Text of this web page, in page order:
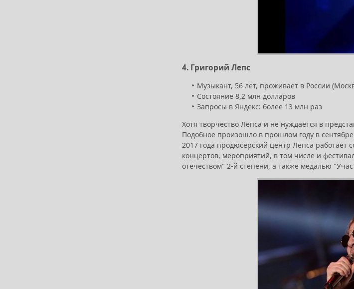
4. Григорий Лепс
Музыкант, 56 лет, проживает в России
Состояние 8,2 млн долларов
Запросы в Яндекс: более 13 млн раз
Хотя творчество Лепса и не нуждается в
Подобное произошло в прошлом году в
2017 года продюсерский центр Лепса работает
концертов, мероприятий, в том числе и
отечеством" 2-й степени, а также медалью